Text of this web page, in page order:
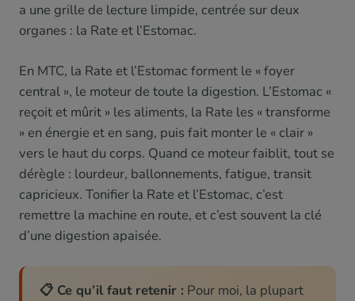
a une grille de lecture limpide, centrée sur deux
organes : la Rate et l’Estomac.
En MTC, la Rate et l’Estomac forment le « foyer
central », le moteur de toute la digestion. L’Estomac «
reçoit et mûrit » les aliments, la Rate les « transforme
» en énergie et en sang, puis fait monter le « clair »
vers le haut du corps. Quand ce moteur faiblit, tout se
dérègle : lourdeur, ballonnements, fatigue, transit
capricieux. Tonifier la Rate et l’Estomac, c’est
remettre la machine en route, et c’est souvent la clé
d’une digestion apaisée.
📋 Ce qu’il faut retenir : Pour moi, la plupart